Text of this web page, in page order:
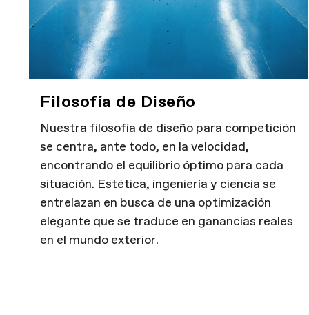
Filosofía de Diseño
Nuestra filosofía de diseño para competición
se centra, ante todo, en la velocidad,
encontrando el equilibrio óptimo para cada
situación. Estética, ingeniería y ciencia se
entrelazan en busca de una optimización
elegante que se traduce en ganancias reales
en el mundo exterior.